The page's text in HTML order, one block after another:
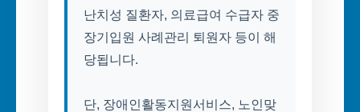
난치성 질환자, 의료급여 수급자 중
장기입원 사례관리 퇴원자 등이 해
당됩니다.
단, 장애인활동지원서비스, 노인맞